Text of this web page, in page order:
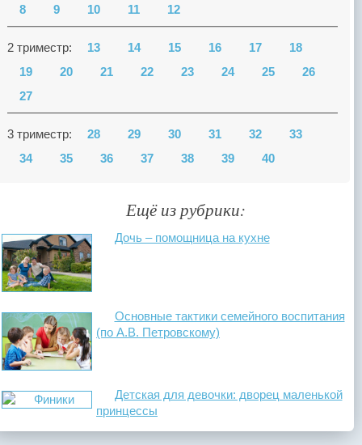
8
9 10 11 12
2 триместр: 13 14 15 16 17
18
19
20 21 22 23 24 25
26
27
3 триместр: 28 29 30 31 32
33
34
35 36 37 38 39 40
Ещё из рубрики:
Дочь – помощница на кухне
Основные тактики семейного воспитания
(по А.В. Петровскому)
Детская для девочки: дворец маленькой
принцессы